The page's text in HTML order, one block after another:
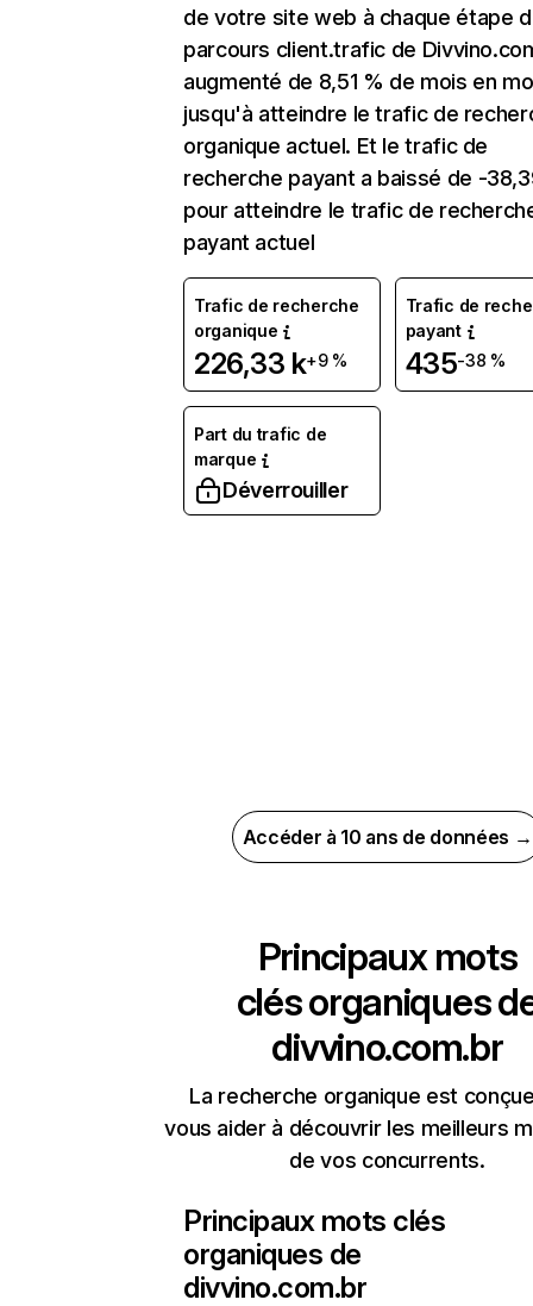
de votre site web à chaque étape
parcours client.trafic de
augmenté de 8,51 % de mois en
jusqu'à atteindre le trafic de
organique actuel. Et le trafic de
recherche payant a baissé de -
pour atteindre le trafic de
payant actuel
Trafic de recherche
organique
226,33 k+9 %
Trafic de
payant
435-38 %
Part du trafic de
marque
Déverrouiller
Accéder à 10 ans de données →
Principaux mots
clés organiques
divvino.com.br
La recherche organique est
vous aider à découvrir les meilleurs
de vos concurrents.
Principaux mots clés
organiques de
divvino.com.br